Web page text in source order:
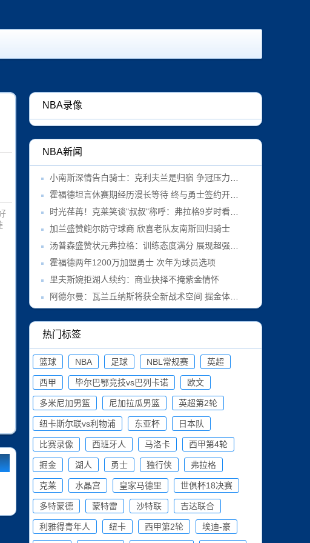
NBA录像
NBA新闻
小南斯深情告白骑士：克利夫兰是归宿 争冠压力是恩赐
霍福德坦言休赛期经历漫长等待 终与勇士签约开启新篇章
时光荏苒！克莱笑谈"叔叔"称呼：弗拉格9岁时看我与欧文总决赛对决
加兰盛赞鲍尔防守球商 欣喜老队友南斯回归骑士
汤普森盛赞状元弗拉格：训练态度满分 展现超强职业素养
霍福德两年1200万加盟勇士 次年为球员选项
里夫斯婉拒湖人续约：商业抉择不掩紫金情怀
阿德尔曼：瓦兰丘纳斯将获全新战术空间 掘金体系释放其潜能
热门标签
篮球 NBA 足球 NBL常规赛 英超
西甲 毕尔巴鄂竞技vs巴列卡诺 欧文
多米尼加男篮 尼加拉瓜男篮 英超第2轮
纽卡斯尔联vs利物浦 东亚杯 日本队
比赛录像 西班牙人 马洛卡 西甲第4轮
掘金 湖人 勇士 独行侠 弗拉格
克莱 水晶宫 皇家马德里 世俱杯18决赛
多特蒙德 蒙特雷 沙特联 吉达联合
利雅得青年人 纽卡 西甲第2轮 埃迪-豪